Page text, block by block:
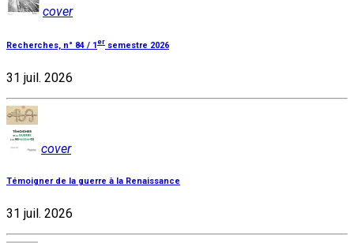
cover
Recherches, n° 84 / 1 er semestre 2026
31 juil. 2026
cover
Témoigner de la guerre à la Renaissance
31 juil. 2026